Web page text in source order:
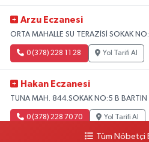
Arzu Eczanesi
ORTA MAHALLE SU TERAZİSİ SOKAK
0 (378) 228 11 28 Yol Tarifi Al
Hakan Eczanesi
TUNA MAH. 844.SOKAK NO:5 B BARTIN
0 (378) 228 70 70 Yol Tarifi Al
Tüm Nöbetçi